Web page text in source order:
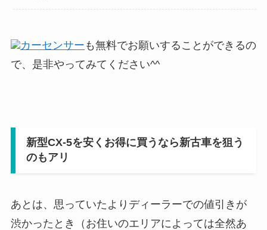
カーセンサー も無料でお願いすることができるの
で、是非やってみてください^^
新型CX-5を安くお得に買うなら新古車を狙う
のもアリ
あとは、思っていたよりディーラーでの値引きが
渋かったとき（お住いのエリアによっては全然あ